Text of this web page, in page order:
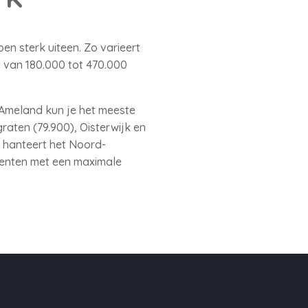
sterk uiteen. Zo varieert
180.000 tot 470.000
kun je het meeste
(79.900), Oisterwijk en
hanteert het Noord-
met een maximale